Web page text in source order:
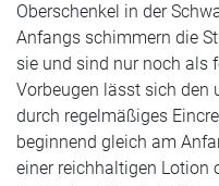
Oberschenkel in der
Anfangs schimmern die
sie und sind nur noch als
Vorbeugen lässt sich den
durch regelmäßiges
beginnend gleich am
einer reichhaltigen Lotion